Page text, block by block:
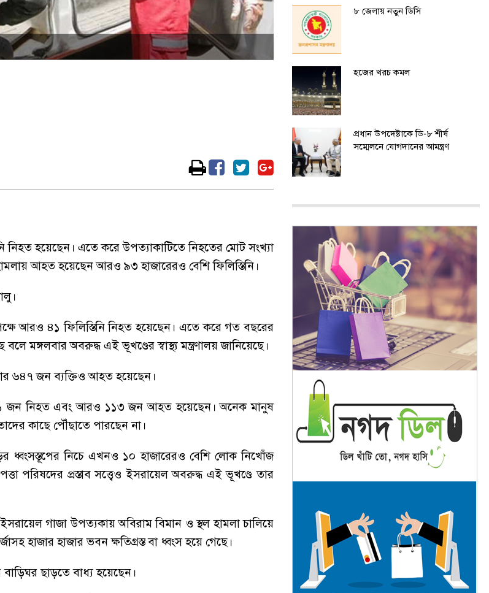
নিহত হয়েছেন। এতে করে উপত্যাকাটিতে নিহতের মোট সংখ্যা
আহত হয়েছেন আরও ৯৩ হাজারেরও বেশি ফিলিস্তিনি।
আরও ৪১ ফিলিস্তিনি নিহত হয়েছেন। এতে করে গত বছরের
মঙ্গলবার অবরুদ্ধ এই ভূখণ্ডের স্বাস্থ্য মন্ত্রণালয় জানিয়েছে।
৬৪৭ জন ব্যক্তিও আহত হয়েছেন।
৪১ জন নিহত এবং আরও ১১৩ জন আহত হয়েছেন। অনেক মানুষ
কাছে পৌঁছাতে পারছেন না।
ধ্বংসস্তূপের নিচে এখনও ১০ হাজারেরও বেশি লোক নিখোঁজ
পরিষদের প্রস্তাব সত্ত্বেও ইসরায়েল অবরুদ্ধ এই ভূখণ্ডে তার
গাজা উপত্যকায় অবিরাম বিমান ও স্থল হামলা চালিয়ে
হাজার হাজার ভবন ক্ষতিগ্রস্ত বা ধ্বংস হয়ে গেছে।
ছাড়তে বাধ্য হয়েছেন।
৮ জেলায় নতুন ডিসি
হজের খরচ কমল
প্রধান উপদেষ্টাকে ডি-৮ শীর্ষ
সম্মেলনে যোগদানের আমন্ত্রণ